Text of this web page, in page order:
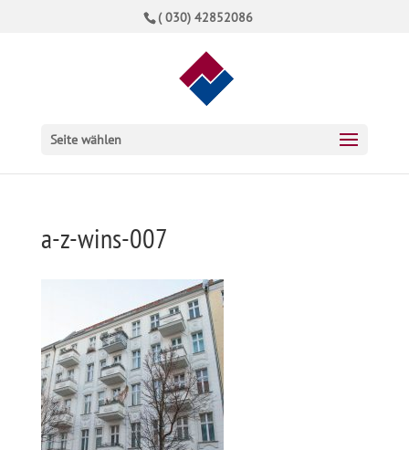
( 030) 42852086
Seite wählen
a-z-wins-007